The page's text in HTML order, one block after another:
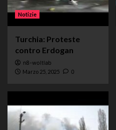
Notizie
Turchia: Proteste
contro Erdogan
n8-woltlab
Marzo 25, 2025 0